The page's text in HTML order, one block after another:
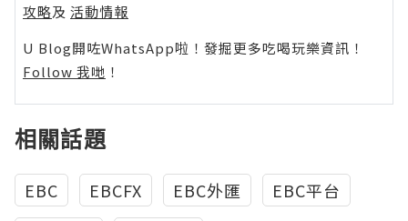
攻略及 活動情報
U Blog開咗WhatsApp啦！發掘更多吃喝玩樂資訊！
Follow 我哋 ！
相關話題
EBC EBCFX EBC外匯
EBC平台